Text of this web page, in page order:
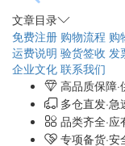
文章目录
免费注册 购物流程 购
运费说明 验货签收 发
企业文化 联系我们
高品质保障·
多仓直发·急
品类齐全·应
专项备货·安